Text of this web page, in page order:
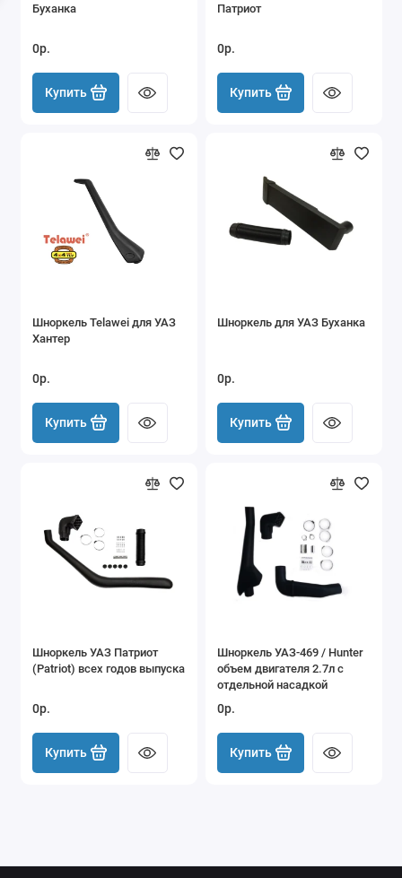
Буханка
0р.
Купить
Патриот
0р.
Купить
Шноркель Telawei для УАЗ
Хантер
0р.
Купить
Шноркель для УАЗ Буханка
0р.
Купить
Шноркель УАЗ Патриот
(Patriot) всех годов выпуска
0р.
Купить
Шноркель УАЗ-469 / Hunter
объем двигателя 2.7л с
отдельной насадкой
0р.
Купить